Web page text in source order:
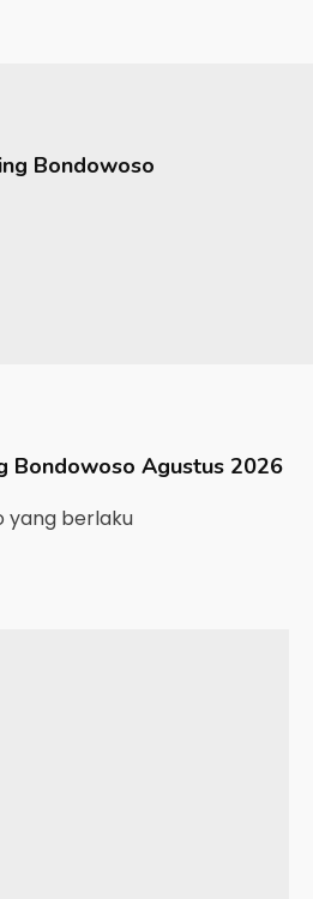
Bondowoso
Bondowoso Agustus 2026
yang berlaku